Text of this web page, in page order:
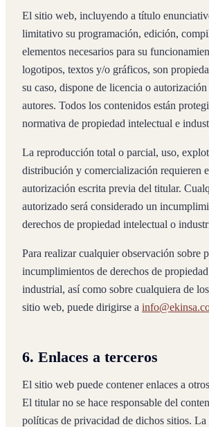
El sitio web, incluyendo a título
limitativo su programación, edición,
elementos necesarios para su
logotipos, textos y/o gráficos, son
su caso, dispone de licencia o autorización
autores. Todos los contenidos están
normativa de propiedad intelectual e
La reproducción total o parcial, uso,
distribución y comercialización requieren
autorización escrita previa del titular.
autorizado será considerado un
derechos de propiedad intelectual o
Para realizar cualquier observación sobre
incumplimientos de derechos de
industrial, así como sobre cualquiera de
sitio web, puede dirigirse a
6. Enlaces a terceros
El sitio web puede contener enlaces a
El titular no se hace responsable del
políticas de privacidad de dichos sitios. La